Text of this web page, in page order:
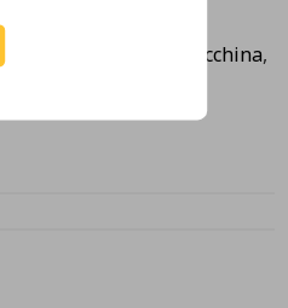
Interazione uomo-macchina,